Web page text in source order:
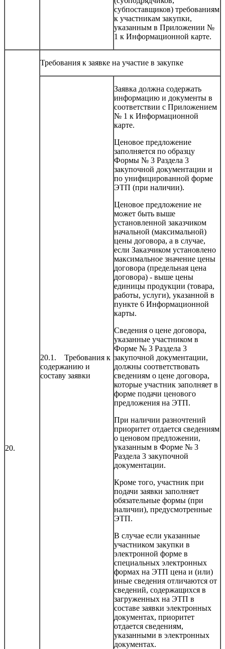
субпоставщиков) требованиям
к участникам закупки,
указанным в Приложении №
1 к Информационной карте.
20.
Требования к заявке на участие в закупке
20.1. Требования к
содержанию и
составу заявки
Заявка должна содержать
информацию и документы в
соответствии с Приложением
№ 1 к Информационной
карте.
Ценовое предложение
заполняется по образцу
Формы № 3 Раздела 3
закупочной документации и
по унифицированной форме
ЭТП (при наличии).
Ценовое предложение не
может быть выше
установленной заказчиком
начальной (максимальной)
цены договора, а в случае,
если Заказчиком установлено
максимальное значение цены
договора (предельная цена
договора) - выше цены
единицы продукции (товара,
работы, услуги), указанной в
пункте 6 Информационной
карты.
Сведения о цене договора,
указанные участником в
Форме № 3 Раздела 3
закупочной документации,
должны соответствовать
сведениям о цене договора,
которые участник заполняет в
форме подачи ценового
предложения на ЭТП.
При наличии разночтений
приоритет отдается сведениям
о ценовом предложении,
указанным в Форме № 3
Раздела 3 закупочной
документации.
Кроме того, участник при
подачи заявки заполняет
обязательные формы (при
наличии), предусмотренные
ЭТП.
В случае если указанные
участником закупки в
электронной форме в
специальных электронных
формах на ЭТП цена и (или)
иные сведения отличаются от
сведений, содержащихся в
загруженных на ЭТП в
составе заявки электронных
документах, приоритет
отдается сведениям,
указанными в электронных
документах.